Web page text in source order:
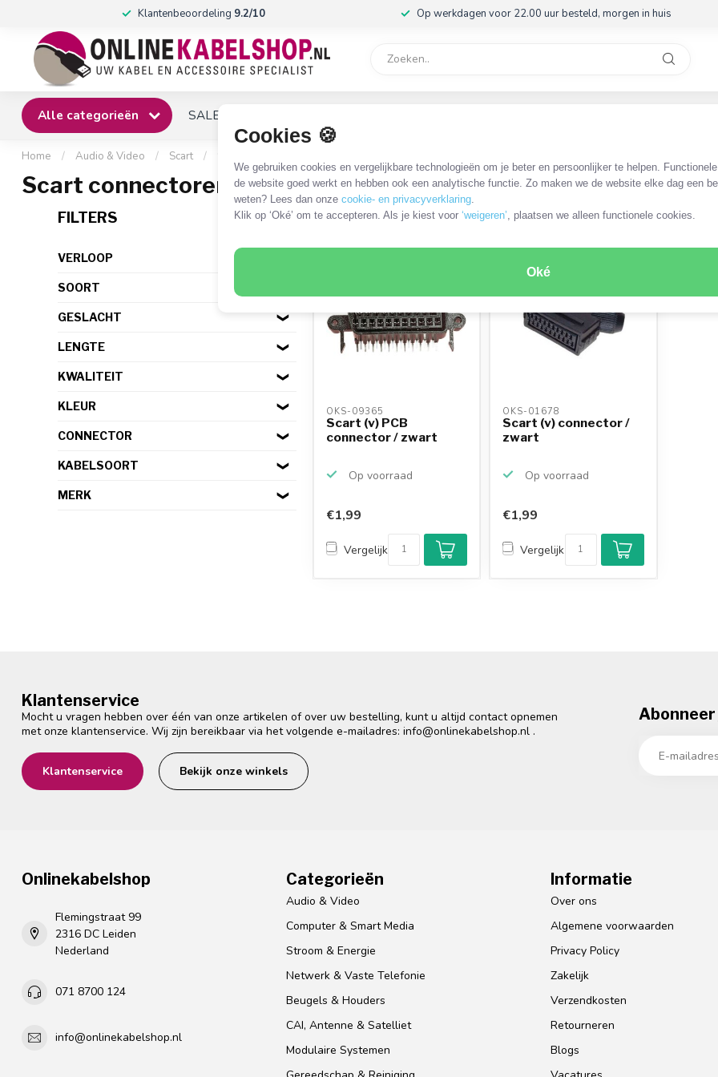
Cookies 🍪
We gebruiken cookies en vergelijkbare technologieën om je beter en persoonlijker te helpen.
de website goed werkt en hebben ook een analytische functie. Zo maken we de website elke dag een
weten? Lees dan onze cookie- en privacyverklaring.
Klik op ‘Oké’ om te accepteren. Als je kiest voor ‘weigeren’, plaatsen we alleen functionele cookies.
Oké
Klantenbeoordeling 9.2/10 Op werkdagen voor 22.00 uur besteld, morgen in huis
Alle categorieën SALE
Home / Audio & Video / Scart /
Scart connectoren
FILTERS
VERLOOP
SOORT
GESLACHT
LENGTE
KWALITEIT
KLEUR
CONNECTOR
KABELSOORT
MERK
2 PRODUCTEN
OKS-09365
Scart (v) PCB
connector / zwart
Op voorraad
€1,99
Vergelijk
OKS-01678
Scart (v) connector /
zwart
Op voorraad
€1,99
Vergelijk
Klantenservice
Mocht u vragen hebben over één van onze artikelen of over uw bestelling, kunt u altijd contact opnemen
met onze klantenservice. Wij zijn bereikbaar via het volgende e-mailadres: info@onlinekabelshop.nl .
Klantenservice Bekijk onze winkels
Onlinekabelshop
Flemingstraat 99
2316 DC Leiden
Nederland
071 8700 124
info@onlinekabelshop.nl
Categorieën
Audio & Video
Computer & Smart Media
Stroom & Energie
Netwerk & Vaste Telefonie
Beugels & Houders
CAI, Antenne & Satelliet
Modulaire Systemen
Informatie
Over ons
Algemene voorwaarden
Privacy Policy
Zakelijk
Verzendkosten
Retourneren
Blogs